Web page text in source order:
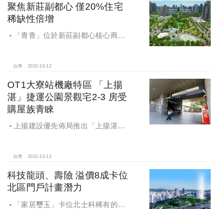
聚焦新莊副都心 僅20%住宅
稀缺性倍增
「青青」位於新莊副都心核心商業
心，美食、購物、休閒、商務，各項
台灣 2022-10-12
OT1大寮站機廠特區 「上揚
湛」捷運公園景觀宅2-3 房受
購屋族青睞
上揚建設優先佈局推出「上揚湛」
是區域少見捷運公園景觀宅。「上揚
湛」規劃坪數23~37坪的2至3房，全
棟戶數僅單純98戶，全平面車位、衛
浴皆開窗通風宜居規劃。
台灣 2022-10-12
科技龍頭、壽險 溢價8成卡位
北區門戶計畫潛力
「家居璽玉」卡位北士科稀有的萬